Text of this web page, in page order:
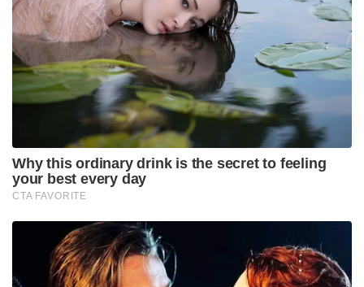
Why this ordinary drink is the secret to feeling
your best every day
CTA FAVORITE